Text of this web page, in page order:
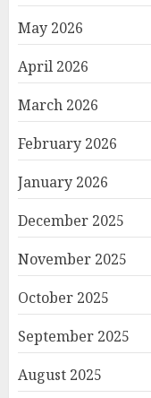
May 2026
April 2026
March 2026
February 2026
January 2026
December 2025
November 2025
October 2025
September 2025
August 2025